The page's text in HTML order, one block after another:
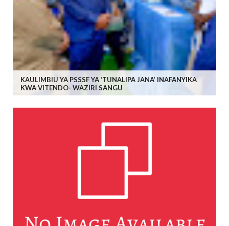
KAULIMBIU YA PSSSF YA ‘TUNALIPA JANA’ INAFANYIKA
KWA VITENDO- WAZIRI SANGU